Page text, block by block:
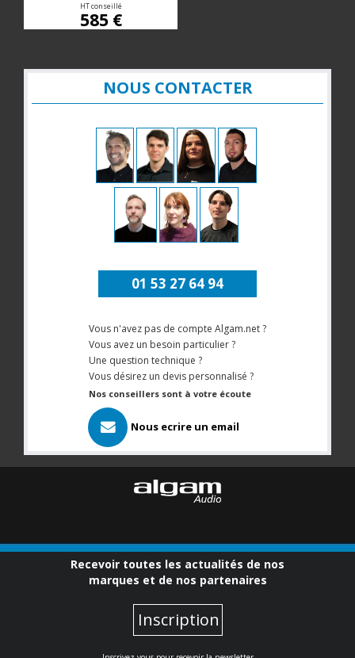
HT conseillé
585 €
NOUS CONTACTER
01 53 27 64 94
Vous n'avez pas de compte Algam.net ?
Vous avez un besoin particulier ?
Une question technique ?
Vous désirez un devis personnalisé ?
Nos conseillers sont à votre écoute
Nous ecrire un email
Recevoir toutes les actualités de nos
marques et de nos partenaires
Inscription